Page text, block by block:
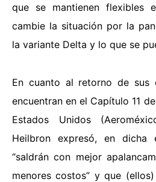
que se mantienen flexibles
cambie la situación por la
la variante Delta y lo que se
En cuanto al retorno de sus
encuentran en el Capítulo 11
Estados Unidos
Heilbron expresó, en dicha
“saldrán con mejor
menores costos” y que